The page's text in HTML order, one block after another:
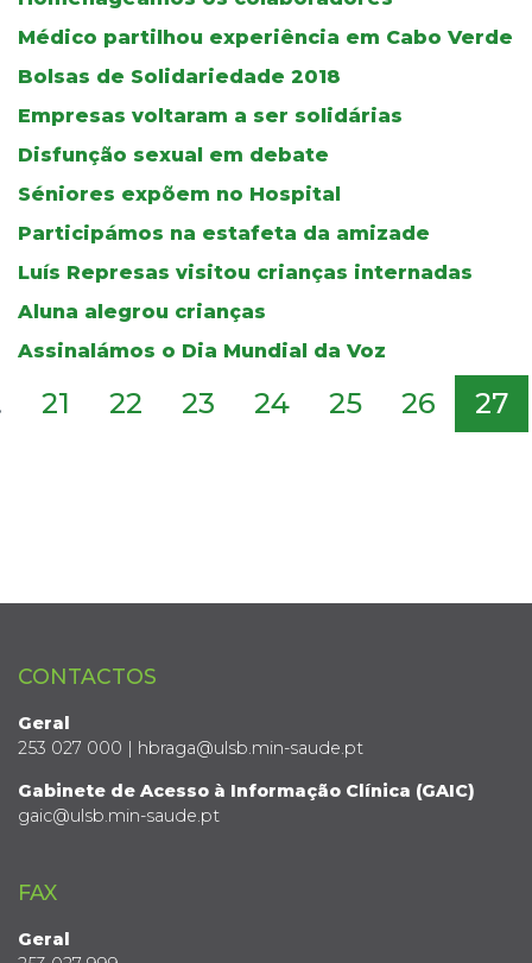
Médico partilhou experiência em Cabo Verde
Bolsas de Solidariedade 2018
Empresas voltaram a ser solidárias
Disfunção sexual em debate
Séniores expõem no Hospital
Participámos na estafeta da amizade
Luís Represas visitou crianças internadas
Aluna alegrou crianças
Assinalámos o Dia Mundial da Voz
21 22 23 24 25 26 27
CONTACTOS
Geral
253 027 000 | hbraga@ulsb.min-saude.pt
Gabinete de Acesso à Informação Clínica (GAIC)
gaic@ulsb.min-saude.pt
FAX
Geral